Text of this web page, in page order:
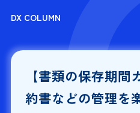
DX COLUMN
【書類の保存期
約書などの管理を